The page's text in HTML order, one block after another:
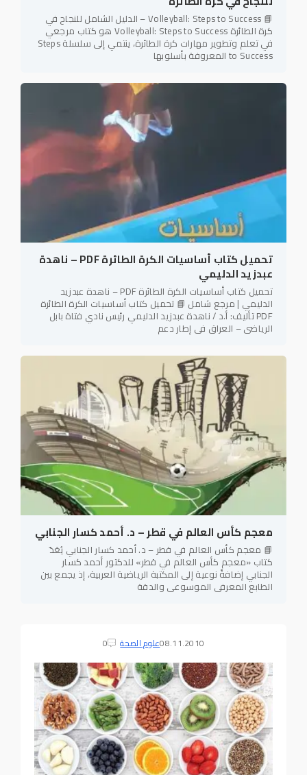
📘 Volleyball: Steps to Success – الدليل الشامل للنجاح في
كرة الطائرة Volleyball: Steps to Success هو كتاب مرجعي
في تعلم وتطوير مهارات كرة الطائرة، ينتمي إلى سلسلة Steps
to Success المعروفة بأسلوبها
تحميل كتاب أساسيات الكرة الطائرة PDF – ناهدة
عبدزيد الدليمي
تحميل كتاب أساسيات الكرة الطائرة PDF – ناهدة عبدزيد
الدليمي | مرجع شامل 📘 تحميل كتاب أساسيات الكرة الطائرة
PDF تأليف: أ.د / ناهدة عبدزيد الدليمي رئيس نادي فتاة بابل
الرياضي – العراق في إطار دعم
معجم كأس العالم في قطر – د. أحمد كسار الجنابي
📘 معجم كأس العالم في قطر – د. أحمد كسار الجنابي يُعَدّ
كتاب «معجم كأس العالم في قطر» للدكتور أحمد كسار
الجنابي إضافةً نوعية إلى المكتبة الرياضية العربية، إذ يجمع بين
الطابع المعرفي الموسوعي والدقة
08.11.2010علوم الصحة 0